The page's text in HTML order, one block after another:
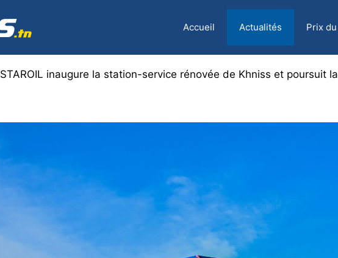
Accueil Actualités Prix
STAROIL inaugure la station-service rénovée de Khniss et poursuit